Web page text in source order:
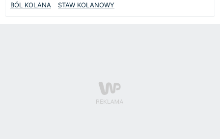
BÓL KOLANA
STAW KOLANOWY